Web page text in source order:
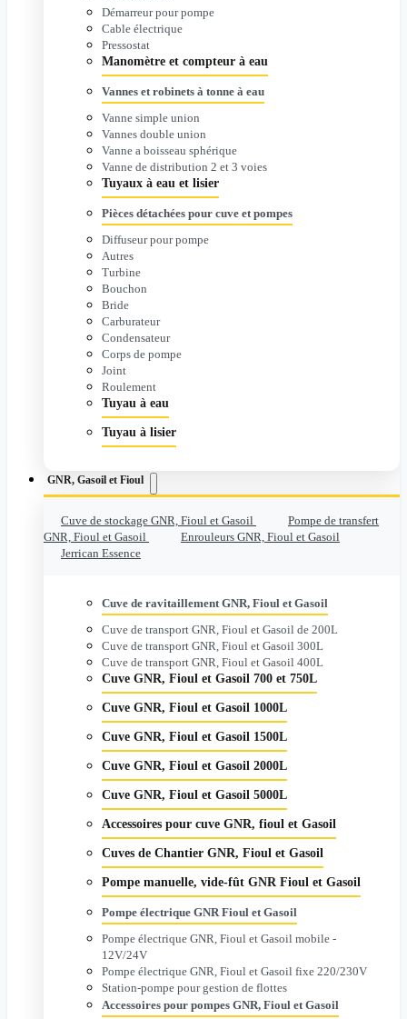
Démarreur pour pompe
Cable électrique
Pressostat
Manomètre et compteur à eau
Vannes et robinets à tonne à eau
Vanne simple union
Vannes double union
Vanne a boisseau sphérique
Vanne de distribution 2 et 3 voies
Tuyaux à eau et lisier
Pièces détachées pour cuve et pompes
Diffuseur pour pompe
Autres
Turbine
Bouchon
Bride
Carburateur
Condensateur
Corps de pompe
Joint
Roulement
Tuyau à eau
Tuyau à lisier
GNR, Gasoil et Fioul
Cuve de stockage GNR, Fioul et Gasoil
Pompe de transfert
GNR, Fioul et Gasoil
Enrouleurs GNR, Fioul et Gasoil
Jerrican Essence
Cuve de ravitaillement GNR, Fioul et Gasoil
Cuve de transport GNR, Fioul et Gasoil de 200L
Cuve de transport GNR, Fioul et Gasoil 300L
Cuve de transport GNR, Fioul et Gasoil 400L
Cuve GNR, Fioul et Gasoil 700 et 750L
Cuve GNR, Fioul et Gasoil 1000L
Cuve GNR, Fioul et Gasoil 1500L
Cuve GNR, Fioul et Gasoil 2000L
Cuve GNR, Fioul et Gasoil 5000L
Accessoires pour cuve GNR, fioul et Gasoil
Cuves de Chantier GNR, Fioul et Gasoil
Pompe manuelle, vide-fût GNR Fioul et Gasoil
Pompe électrique GNR Fioul et Gasoil
Pompe électrique GNR, Fioul et Gasoil mobile -
12V/24V
Pompe électrique GNR, Fioul et Gasoil fixe 220/230V
Station-pompe pour gestion de flottes
Accessoires pour pompes GNR, Fioul et Gasoil